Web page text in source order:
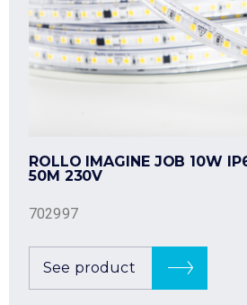
ROLLO IMAGINE JOB 10W
50M 230V
702997
See product